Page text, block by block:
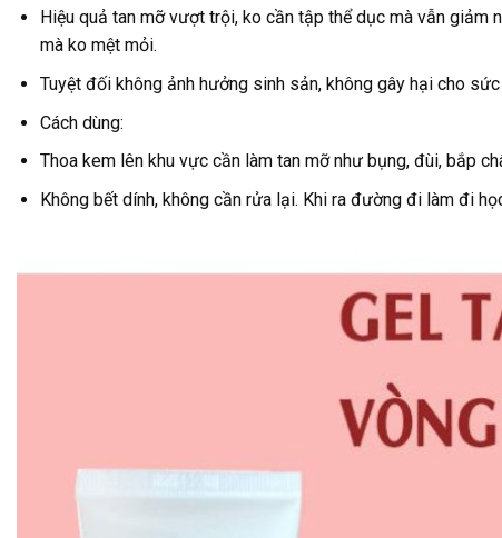
Hiệu quả tan mỡ vượt trội, ko cần tập thể dục mà vẫn
mà ko mệt mỏi.
Tuyệt đối không ảnh hưởng sinh sản, không gây hại cho sức
Cách dùng:
Thoa kem lên khu vực cần làm tan mỡ như bụng, đùi, bắp
Không bết dính, không cần rửa lại. Khi ra đường đi làm đi